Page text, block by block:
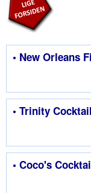
• New Orleans
• Trinity Cocktail
• Coco's